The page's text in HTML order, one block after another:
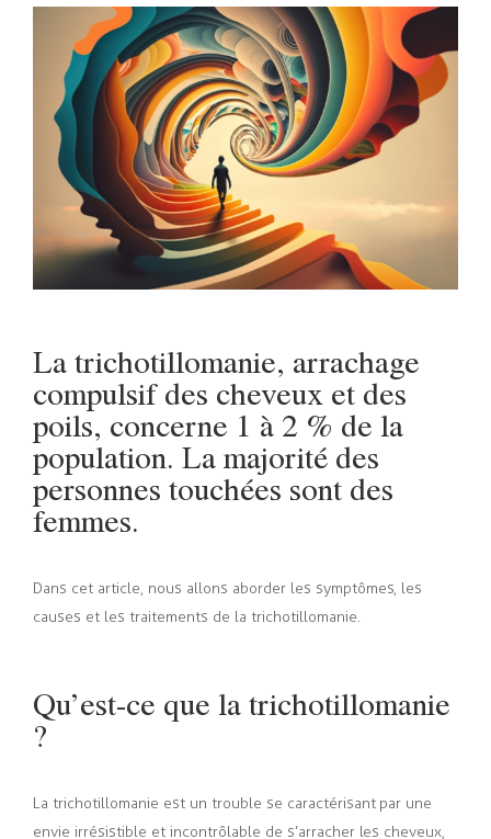
La trichotillomanie, arrachage
compulsif des cheveux et des
poils, concerne 1 à 2 % de la
population. La majorité des
personnes touchées sont des
femmes.
Dans cet article, nous allons aborder les symptômes, les
causes et les traitements de la trichotillomanie.
Qu’est-ce que la trichotillomanie
?
La trichotillomanie est un trouble se caractérisant par une
envie irrésistible et incontrôlable de s’arracher les cheveux,